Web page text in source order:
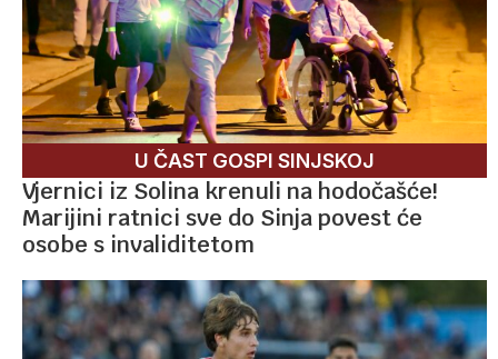
U ČAST GOSPI SINJSKOJ
Vjernici iz Solina krenuli na hodočašće!
Marijini ratnici sve do Sinja povest će
osobe s invaliditetom